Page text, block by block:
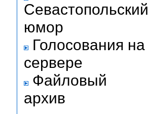
Севастопольский
юмор
Голосования на
сервере
Файловый
архив